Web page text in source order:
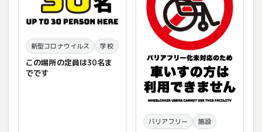
新型コロナウイルス 学校
この場所の定員は30名ま
でです
バリアフリー 施設